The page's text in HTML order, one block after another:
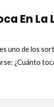
En
uno de los
¿Cuánto